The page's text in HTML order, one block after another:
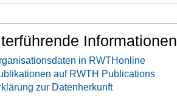
Informationen
in RWTHonline
auf RWTH Publications
zur Datenherkunft